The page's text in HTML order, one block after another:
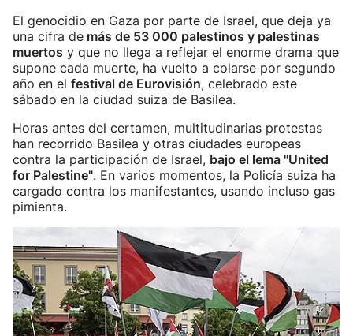
El genocidio en Gaza por parte de Israel, que deja ya
una cifra de más de 53 000 palestinos y palestinas
muertos y que no llega a reflejar el enorme drama que
supone cada muerte, ha vuelto a colarse por segundo
año en el festival de Eurovisión, celebrado este
sábado en la ciudad suiza de Basilea.
Horas antes del certamen, multitudinarias protestas
han recorrido Basilea y otras ciudades europeas
contra la participación de Israel, bajo el lema "United
for Palestine". En varios momentos, la Policía suiza ha
cargado contra los manifestantes, usando incluso gas
pimienta.